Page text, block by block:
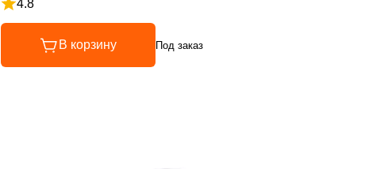
4.8
Рейтинг 4.8 из 5
В корзину Под заказ